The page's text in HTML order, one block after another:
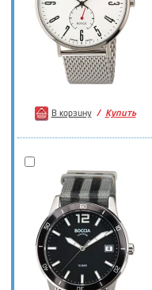
В корзину Купить